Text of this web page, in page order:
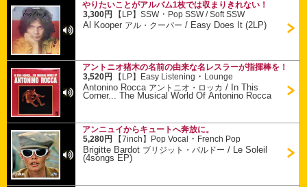
やりたいことがアルバム1枚では収まりきれない！
3,300円
【LP】SSW・ Pop SSW / Soft SSW
Al Kooper アル・クーパー / Easy Does It (2LP)
アントニオ猪木の名前の由来な名レスラーが指揮棒を！
3,520円
【LP】 Easy Listening ・ Lounge
Antonino Rocca アントニオ・ロッカ / In This
Corner... The Musical World Of Antonino Rocca
アンニュイからキュートへ奔放に。
5,280円
【7inch】 Pop Vocal ・ French Pop
Brigitte Bardot ブリジット・バルドー / Le Soleil
(4songs EP)